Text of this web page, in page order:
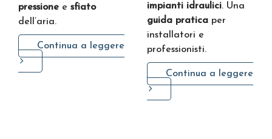
pressione e sfiato
dell’aria.
Continua a leggere
impianti idraulici. Una
guida pratica per
installatori e
professionisti.
Continua a leggere